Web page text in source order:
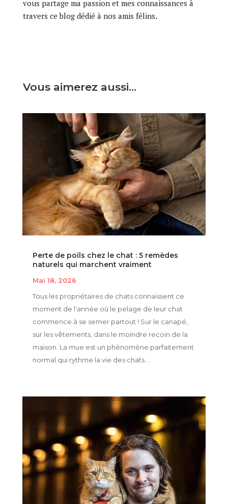
vous partage ma passion et mes connaissances à
travers ce blog dédié à nos amis félins.
Vous aimerez aussi…
Perte de poils chez le chat : 5 remèdes
naturels qui marchent vraiment
Mai 18, 2026
Tous les propriétaires de chats connaissent ce
moment de l'année où le pelage de leur chat
commence à se semer partout ! Sur le canapé,
sur les vêtements, dans le moindre recoin de la
maison. La mue est un phénomène parfaitement
normal qui rythme la vie des chats....